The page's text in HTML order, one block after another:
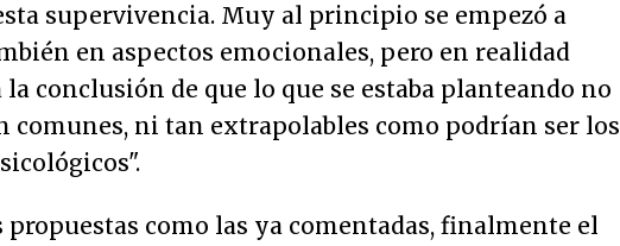
supervivencia. Muy al principio se empezó a
en aspectos emocionales, pero en realidad
la conclusión de que lo que se estaba planteando no
comunes, ni tan extrapolables como podrían ser los
".
propuestas como las ya comentadas, finalmente el